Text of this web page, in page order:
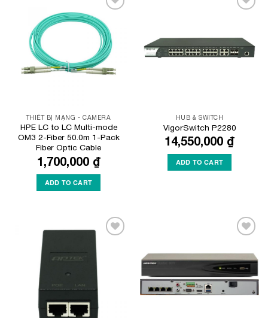
Add to
Wishlist
THIẾT BỊ MẠNG - CAMERA
HPE LC to LC Multi-mode
OM3 2-Fiber 50.0m 1-Pack
Fiber Optic Cable
1,700,000 ₫
ADD TO CART
HUB & SWITCH
VigorSwitch P2280
14,550,000 ₫
ADD TO CART
Wishlist
Wishlist